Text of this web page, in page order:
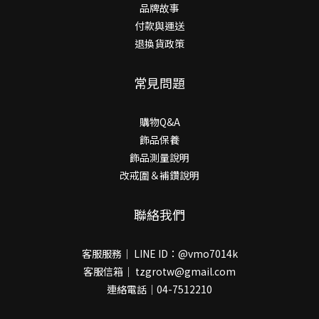
品牌故事
付款與運送
退換貨政策
常見問題
購物Q&A
飾品保養
飾品測量說明
改戒圍＆補鑽說明
聯絡我們
客服服務｜ LINE ID：@vmo7014k
客服信箱｜ tzgrotw@gmail.com
連絡電話｜04-7512210